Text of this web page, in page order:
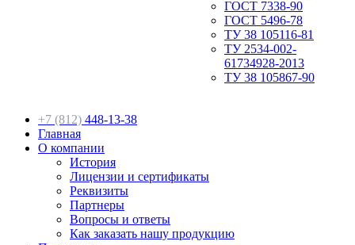
ГОСТ 7338-90
ГОСТ 5496-78
ТУ 38 105116-81
ТУ 2534-002-
61734928-2013
ТУ 38 105867-90
+7 (812) 448-13-38
Главная
О компании
История
Лицензии и сертификаты
Реквизиты
Партнеры
Вопросы и ответы
Как заказать нашу продукцию